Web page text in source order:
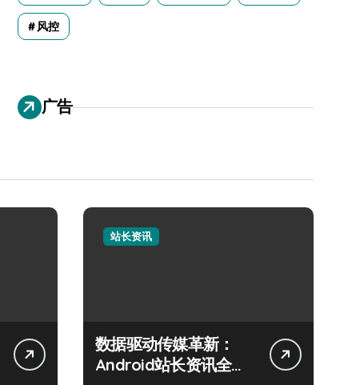
风控
广告
站长资讯
数据驱动传媒革新：
Android站长资讯全攻